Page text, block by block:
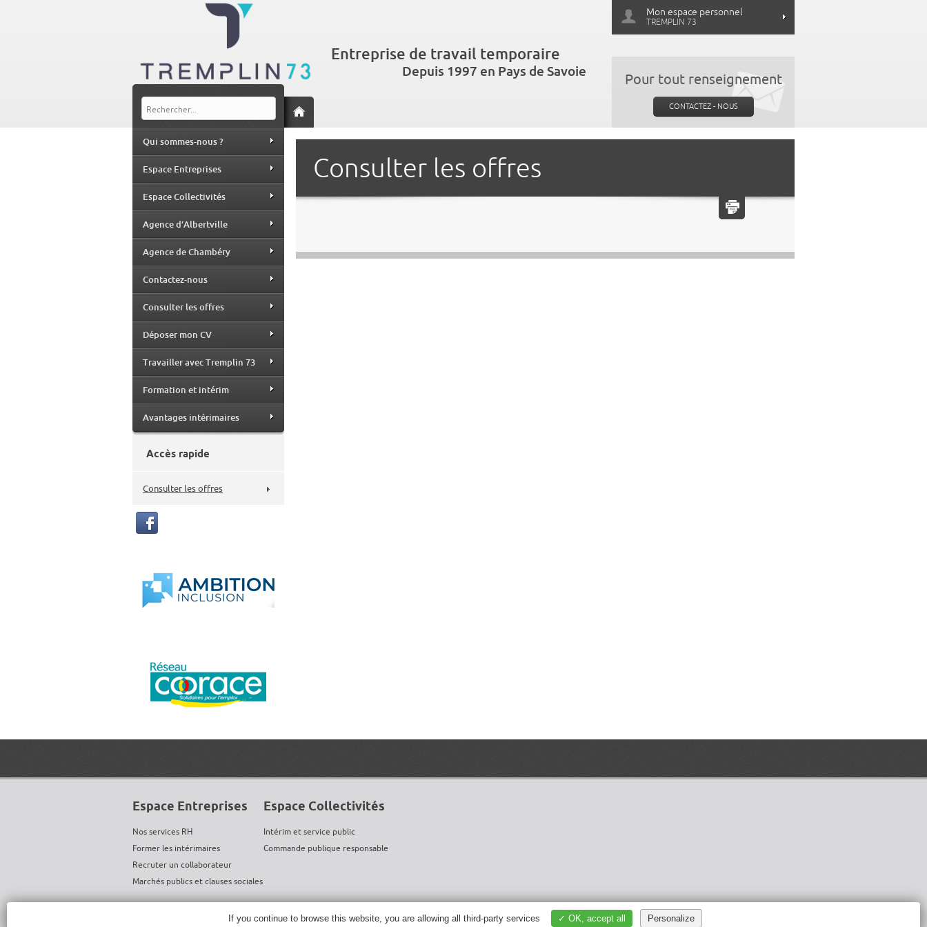
Entreprise de travail temporaire
Depuis 1997 en Pays de Savoie
Mon espace personnel
TREMPLIN 73
Pour tout renseignement
CONTACTEZ - NOUS
Consulter les offres
Qui sommes-nous ?
Espace Entreprises
Espace Collectivités
Agence d’Albertville
Agence de Chambéry
Contactez-nous
Consulter les offres
Déposer mon CV
Travailler avec Tremplin 73
Formation et intérim
Avantages intérimaires
Accès rapide
Consulter les offres
Espace Entreprises
Nos services RH
Former les intérimaires
Recruter un collaborateur
Marchés publics et clauses sociales
Espace Collectivités
Intérim et service public
Commande publique responsable
If you continue to browse this website, you are allowing all third-party services ✓ OK, accept all Personalize